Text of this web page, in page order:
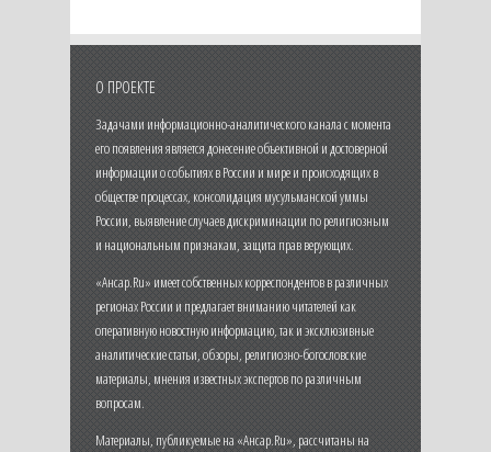
О ПРОЕКТЕ
Задачами информационно-аналитического канала с момента
его появления является донесение объективной и достоверной
информации о событиях в России и мире и происходящих в
обществе процессах, консолидация мусульманской уммы
России, выявление случаев дискриминации по религиозным
и национальным признакам, защита прав верующих.
«Ансар.Ru» имеет собственных корреспондентов в различных
регионах России и предлагает вниманию читателей как
оперативную новостную информацию, так и эксклюзивные
аналитические статьи, обзоры, религиозно-богословские
материалы, мнения известных экспертов по различным
вопросам.
Материалы, публикуемые на «Ансар.Ru», рассчитаны на